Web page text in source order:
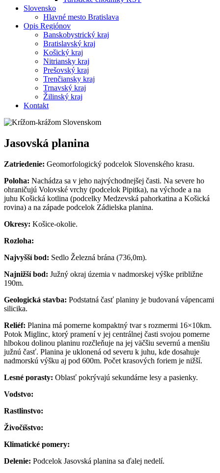
Slovensko
Hlavné mesto Bratislava
Opis Regiónov
Banskobystrický kraj
Bratislavský kraj
Košický kraj
Nitriansky kraj
Prešovský kraj
Trenčiansky kraj
Trnavský kraj
Žilinský kraj
Kontakt
Jasovská planina
Zatriedenie: Geomorfologický podcelok Slovenského krasu.
Poloha: Nachádza sa v jeho najvýchodnejšej časti. Na severe ho
ohraničujú Volovské vrchy (podcelok Pipitka), na východe a na
juhu Košická kotlina (podcelky Medzevská pahorkatina a Košická
rovina) a na západe podcelok Zádielska planina.
Okresy: Košice-okolie.
Rozloha:
Najvyšší bod: Sedlo Železná brána (736,0m).
Najnižší bod: Južný okraj územia v nadmorskej výške približne
190m.
Geologická stavba: Podstatná časť planiny je budovaná vápencami
silicika.
Reliéf: Planina má pomerne kompaktný tvar s rozmermi 16×10km.
Potok Miglinc, ktorý pramení v jej centrálnej časti svojou pomerne
hlbokou dolinou planinu rozčleňuje na jej väčšiu severnú a menšiu
južnú časť. Planina je uklonená od severu k juhu, kde dosahuje
nadmorskú výšku aj pod 600m. Počet krasových foriem je nižší.
Lesné porasty: Oblasť pokrývajú sekundárne lesy a pasienky.
Vodstvo:
Rastlinstvo:
Živočíšstvo:
Klimatické pomery:
Delenie: Podcelok Jasovská planina sa ďalej nedelí.